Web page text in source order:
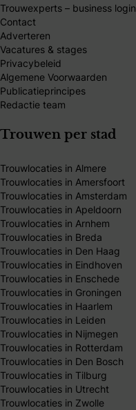
Trouwexperts – business login
Contact
Adverteren
Vacatures & stages
Privacybeleid
Algemene Voorwaarden
Publicatieprincipes
Redactie team
Trouwen per stad
Trouwlocaties in Almere
Trouwlocaties in Amersfoort
Trouwlocaties in Amsterdam
Trouwlocaties in Apeldoorn
Trouwlocaties in Arnhem
Trouwlocaties in Breda
Trouwlocaties in Den Haag
Trouwlocaties in Eindhoven
Trouwlocaties in Enschede
Trouwlocaties in Groningen
Trouwlocaties in Haarlem
Trouwlocaties in Leiden
Trouwlocaties in Nijmegen
Trouwlocaties in Rotterdam
Trouwlocaties in Den Bosch
Trouwlocaties in Tilburg
Trouwlocaties in Utrecht
Trouwlocaties in Zwolle